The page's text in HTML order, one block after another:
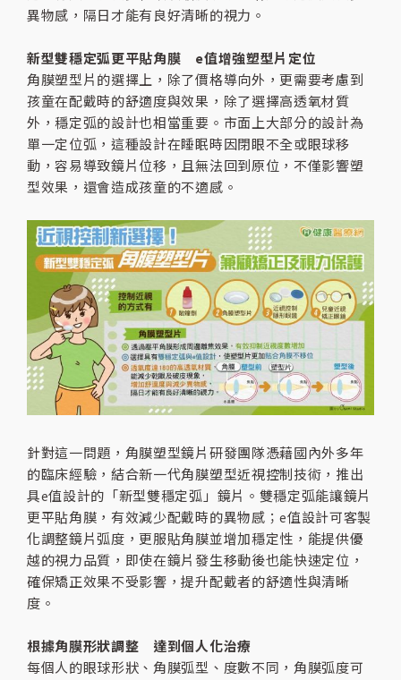
異物感，隔日才能有良好清晰的視力。
新型雙穩定弧更平貼角膜 e值增強塑型片定位
角膜塑型片的選擇上，除了價格導向外，更需要考慮到
孩童在配戴時的舒適度與效果，除了選擇高透氧材質
外，穩定弧的設計也相當重要。市面上大部分的設計為
單一定位弧，這種設計在睡眠時因閉眼不全或眼球移
動，容易導致鏡片位移，且無法回到原位，不僅影響塑
型效果，還會造成孩童的不適感。
針對這一問題，角膜塑型鏡片研發團隊憑藉國內外多年
的臨床經驗，結合新一代角膜塑型近視控制技術，推出
具e值設計的「新型雙穩定弧」鏡片。雙穩定弧能讓鏡片
更平貼角膜，有效減少配戴時的異物感；e值設計可客製
化調整鏡片弧度，更服貼角膜並增加穩定性，能提供優
越的視力品質，即使在鏡片發生移動後也能快速定位，
確保矯正效果不受影響，提升配戴者的舒適性與清晰
度。
根據角膜形狀調整 達到個人化治療
每個人的眼球形狀、角膜弧型、度數不同，角膜弧度可